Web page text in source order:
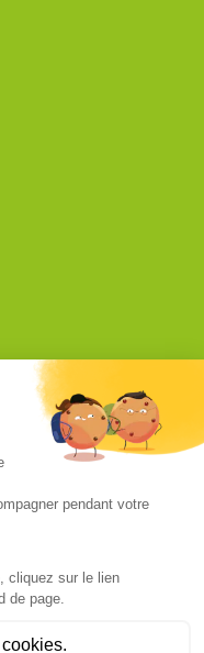
Mentions légales